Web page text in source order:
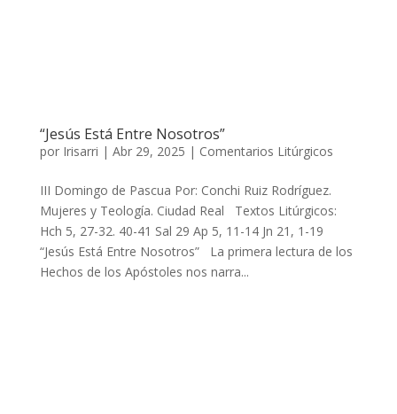
“Jesús Está Entre Nosotros”
por Irisarri | Abr 29, 2025 | Comentarios Litúrgicos
III Domingo de Pascua Por: Conchi Ruiz Rodríguez.
Mujeres y Teología. Ciudad Real Textos Litúrgicos:
Hch 5, 27-32. 40-41 Sal 29 Ap 5, 11-14 Jn 21, 1-19
“Jesús Está Entre Nosotros” La primera lectura de los
Hechos de los Apóstoles nos narra...